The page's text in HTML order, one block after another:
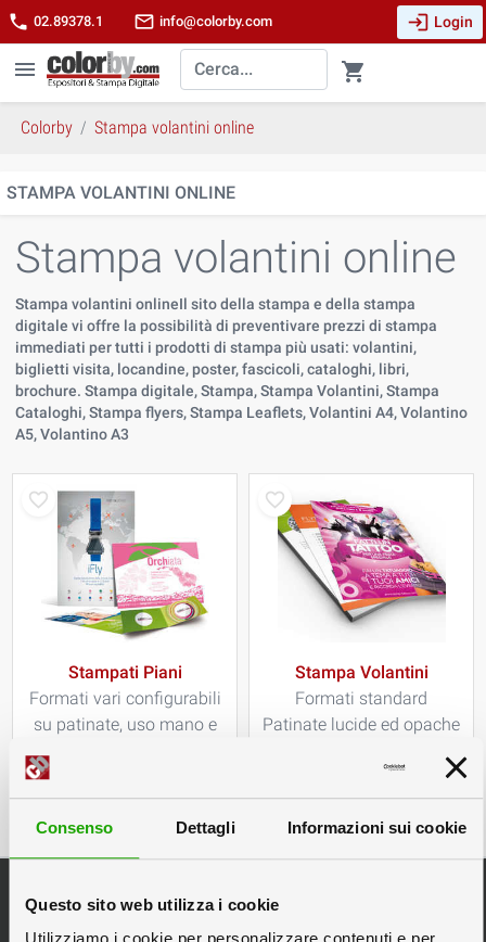
Consenso Dettagli Informazioni sui cookie
Questo sito web utilizza i cookie
phone 02.89378.1 mail_outline info@colorby.com login Login
menu shopping_cart
Colorby Stampa volantini online
STAMPA VOLANTINI ONLINE
Stampa volantini online
Stampa volantini onlineIl sito della stampa e della stampa
digitale vi offre la possibilità di preventivare prezzi di stampa
immediati per tutti i prodotti di stampa più usati: volantini,
biglietti visita, locandine, poster, fascicoli, cataloghi, libri,
brochure. Stampa digitale, Stampa, Stampa Volantini, Stampa
Cataloghi, Stampa flyers, Stampa Leaflets, Volantini A4, Volantino
A5, Volantino A3
Stampati Piani
Formati vari configurabili
su patinate, uso mano e
Stampa Volantini
Formati standard
Patinate lucide ed opache
Espositori da Banco